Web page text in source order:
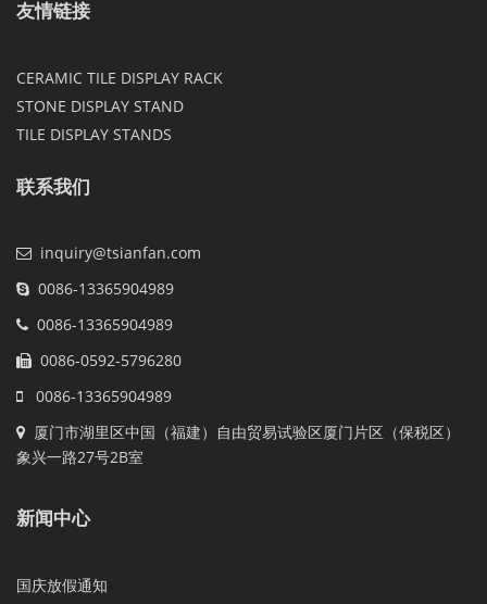
友情链接
CERAMIC TILE DISPLAY RACK
STONE DISPLAY STAND
TILE DISPLAY STANDS
联系我们
inquiry@tsianfan.com
0086-13365904989
0086-13365904989
0086-0592-5796280
0086-13365904989
厦门市湖里区中国（福建）自由贸易试验区厦门片区（保税区）
象兴一路27号2B室
新闻中心
国庆放假通知